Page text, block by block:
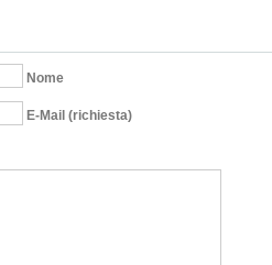
Nome
E-Mail (richiesta)